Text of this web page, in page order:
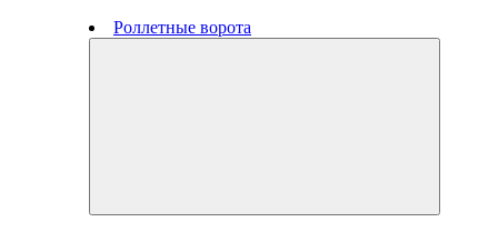
Роллетные ворота